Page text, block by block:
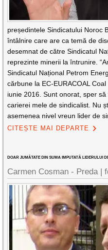
președintele Sindicatului Noroc
întâlnire care are ca temă de
desemnat de către Sindicatul
reprezinte minerii la întrunire.
Sindicatul Național Petrom
cărbune la EC-EURACOAL
iunie 2016. Sunt onorat, sper
carierei mele de sindicalist. Nu
asemenea nivel vreun lider de
CITEȘTE MAI DEPARTE
DOAR JUMĂTATE DIN SUMA IMPUTATĂ LIDERULUI
Carmen Cosman - Preda |